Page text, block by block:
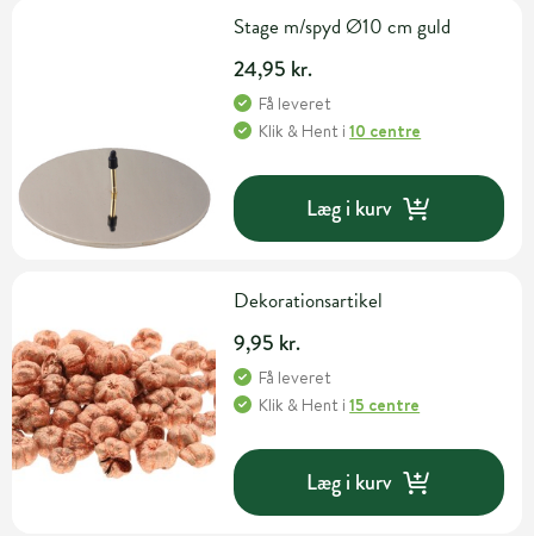
Stage m/spyd Ø10 cm guld
24,95 kr.
Få leveret
Klik & Hent i10 centre
Læg i kurv
Dekorationsartikel
9,95 kr.
Få leveret
Klik & Hent i15 centre
Læg i kurv